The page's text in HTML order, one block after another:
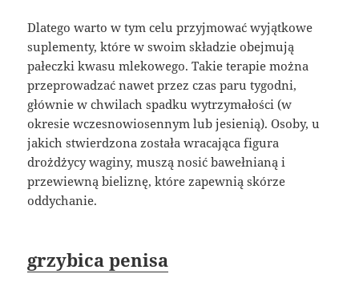
Dlatego warto w tym celu przyjmować wyjątkowe
suplementy, które w swoim składzie obejmują
pałeczki kwasu mlekowego. Takie terapie można
przeprowadzać nawet przez czas paru tygodni,
głównie w chwilach spadku wytrzymałości (w
okresie wczesnowiosennym lub jesienią). Osoby, u
jakich stwierdzona została wracająca figura
drożdżycy waginy, muszą nosić bawełnianą i
przewiewną bieliznę, które zapewnią skórze
oddychanie.
grzybica penisa